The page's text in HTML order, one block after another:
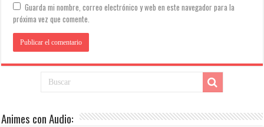
Guarda mi nombre, correo electrónico y web en este navegador para la
próxima vez que comente.
Animes con Audio: